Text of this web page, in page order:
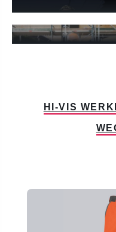
BOUWSECTOR
Jacks voor de
HI-VIS